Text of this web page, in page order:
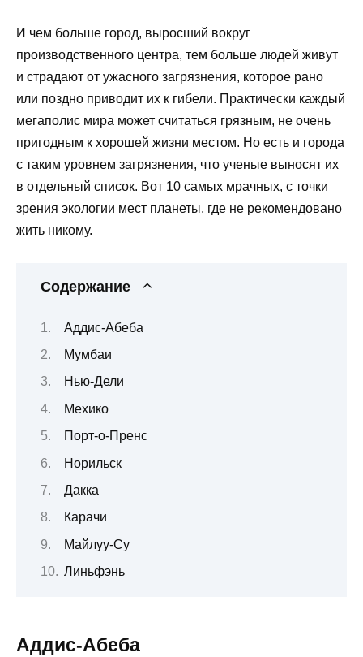
И чем больше город, выросший вокруг
производственного центра, тем больше людей живут
и страдают от ужасного загрязнения, которое рано
или поздно приводит их к гибели. Практически каждый
мегаполис мира может считаться грязным, не очень
пригодным к хорошей жизни местом. Но есть и города
с таким уровнем загрязнения, что ученые выносят их
в отдельный список. Вот 10 самых мрачных, с точки
зрения экологии мест планеты, где не рекомендовано
жить никому.
Содержание
Аддис-Абеба
Мумбаи
Нью-Дели
Мехико
Порт-о-Пренс
Норильск
Дакка
Карачи
Майлуу-Су
Линьфэнь
Аддис-Абеба